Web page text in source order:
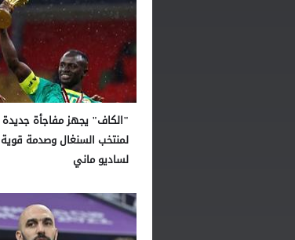
"الكاف" يجهز مفاجأة جديدة
لمنتخب السنغال وصدمة قوية
لساديو ماني